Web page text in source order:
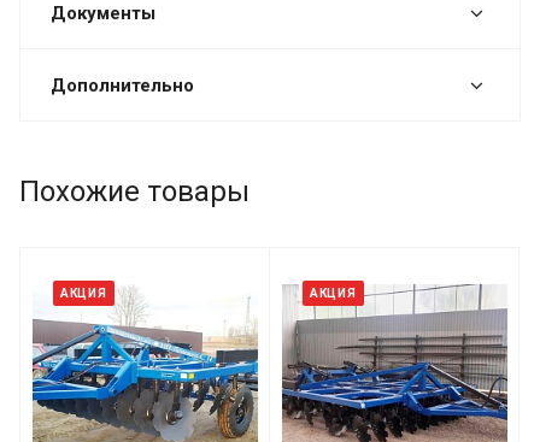
Документы
Дополнительно
Похожие товары
АКЦИЯ АКЦИЯ